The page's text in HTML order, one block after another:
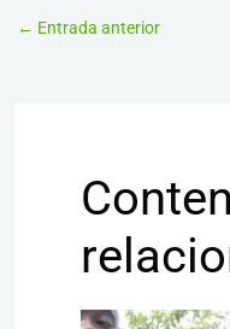
← Entrada anterior